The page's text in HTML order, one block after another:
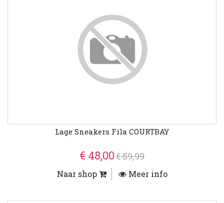
Lage Sneakers Fila COURTBAY
€ 48,00€ 59,99
Naar shop Meer info